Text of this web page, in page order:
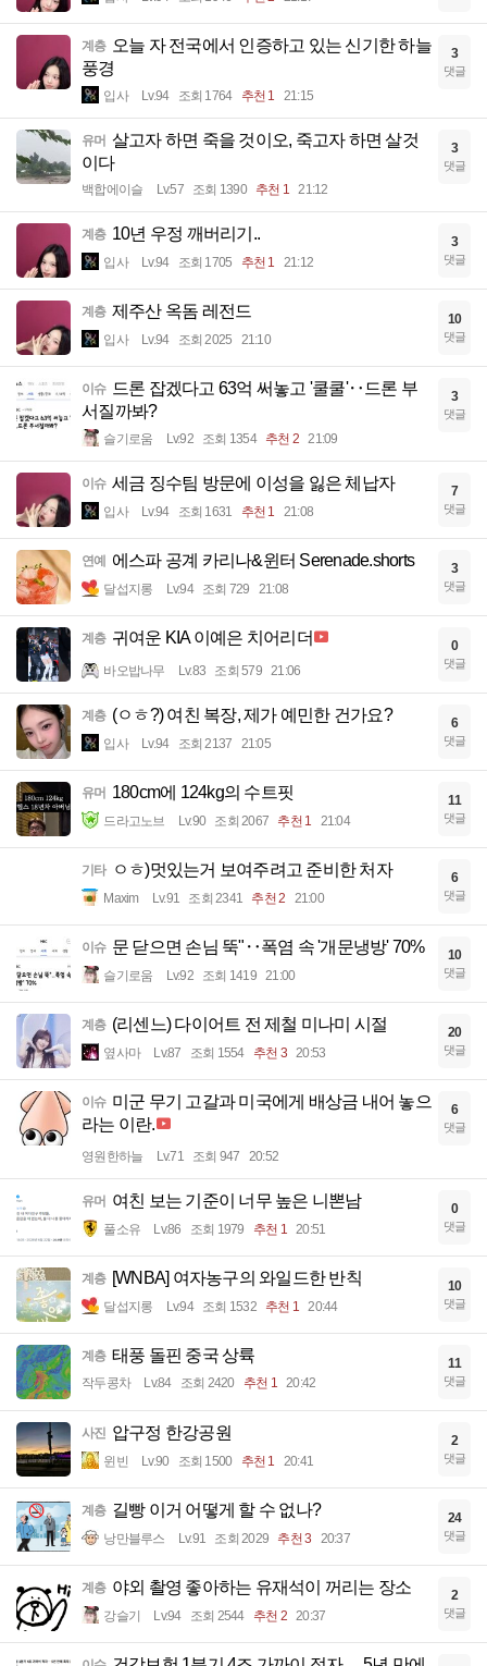
계층 오늘 자 전국에서 인증하고 있는 신기한 하늘
풍경
입사 Lv.94 조회 1764 추천 1 21:15
3
댓글
유머 살고자 하면 죽을 것이오, 죽고자 하면 살것
이다
백합에이슬 Lv.57 조회 1390 추천 1 21:12
3
댓글
계층 10년 우정 깨버리기..
입사 Lv.94 조회 1705 추천 1 21:12
3
댓글
계층 제주산 옥돔 레전드
입사 Lv.94 조회 2025 21:10
10
댓글
이슈 드론 잡겠다고 63억 써놓고 '쿨쿨'‥드론 부
서질까봐?
슬기로움 Lv.92 조회 1354 추천 2 21:09
3
댓글
이슈 세금 징수팀 방문에 이성을 잃은 체납자
입사 Lv.94 조회 1631 추천 1 21:08
7
댓글
연예 에스파 공계 카리나&윈터 Serenade.shorts
달섭지롱 Lv.94 조회 729 21:08
3
댓글
계층 귀여운 KIA 이예은 치어리더
바오밥나무 Lv.83 조회 579 21:06
0
댓글
계층 (ㅇㅎ?) 여친 복장, 제가 예민한 건가요?
입사 Lv.94 조회 2137 21:05
6
댓글
유머 180cm에 124kg의 수트핏
드라고노브 Lv.90 조회 2067 추천 1 21:04
11
댓글
기타 ㅇㅎ)멋있는거 보여주려고 준비한 처자
Maxim Lv.91 조회 2341 추천 2 21:00
6
댓글
이슈 문 닫으면 손님 뚝"‥폭염 속 '개문냉방' 70%
슬기로움 Lv.92 조회 1419 21:00
10
댓글
계층 (리센느) 다이어트 전 제철 미나미 시절
옆사마 Lv.87 조회 1554 추천 3 20:53
20
댓글
이슈 미군 무기 고갈과 미국에게 배상금 내어 놓으
라는 이란.
영원한하늘 Lv.71 조회 947 20:52
6
댓글
유머 여친 보는 기준이 너무 높은 니뽄남
풀소유 Lv.86 조회 1979 추천 1 20:51
0
댓글
계층 [WNBA] 여자농구의 와일드한 반칙
달섭지롱 Lv.94 조회 1532 추천 1 20:44
10
댓글
계층 태풍 돌핀 중국 상륙
작두콩차 Lv.84 조회 2420 추천 1 20:42
11
댓글
사진 압구정 한강공원
윈빈 Lv.90 조회 1500 추천 1 20:41
2
댓글
계층 길빵 이거 어떻게 할 수 없나?
낭만블루스 Lv.91 조회 2029 추천 3 20:37
24
댓글
계층 야외 촬영 좋아하는 유재석이 꺼리는 장소
강슬기 Lv.94 조회 2544 추천 2 20:37
2
댓글